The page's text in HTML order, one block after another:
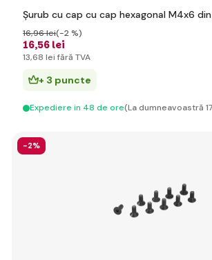
Șurub cu cap cu cap hexagonal M4x6
16,56 lei
16,96 lei(-2 %)
13,68 lei fără TVA
+ 3 puncte
Expediere in 48 de ore(La dumneavoastră
-2%